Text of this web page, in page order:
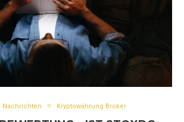
Nachrichten Kryptowährung Broker